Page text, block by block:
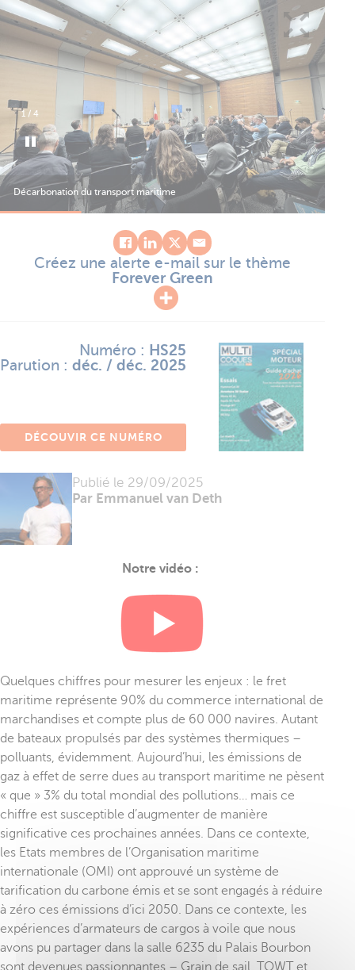
Décarbonation du transport maritime
1 / 4
Créez une alerte e-mail sur le thème
Forever Green
Publié le 29/09/2025
Par Emmanuel van Deth
Numéro : HS25
Parution : déc. / déc. 2025
DÉCOUVIR CE NUMÉRO
Notre vidéo :
Quelques chiffres pour mesurer les enjeux : le fret
maritime représente 90% du commerce international de
marchandises et compte plus de 60 000 navires. Autant
de bateaux propulsés par des systèmes thermiques –
polluants, évidemment. Aujourd’hui, les émissions de
gaz à effet de serre dues au transport maritime ne pèsent
« que » 3% du total mondial des pollutions… mais ce
chiffre est susceptible d’augmenter de manière
significative ces prochaines années. Dans ce contexte,
les Etats membres de l’Organisation maritime
internationale (OMI) ont approuvé un système de
tarification du carbone émis et se sont engagés à réduire
à zéro ces émissions d’ici 2050. Dans ce contexte, les
expériences d’armateurs de cargos à voile que nous
avons pu partager dans la salle 6235 du Palais Bourbon
sont devenues passionnantes – Grain de sail, TOWT et